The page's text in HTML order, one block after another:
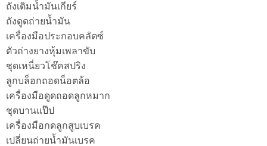
ถังเติมน้ำมันเกียร์
ถังดูดถ่ายน้ำมัน
เครื่องมือประกอบคลัตซ์
ตัวถ่างยางหุ้มเพลาขับ
ชุดเหนี่ยวโช๊คสปริง
ลูกบล็อกถอดน็อตล้อ
เครื่องมือดูดถอดลูกหมาก
ชุดบานแป๊ป
เครื่องมือกดลูกสูบเบรค
เปลี่ยนถ่ายน้ำมันเบรค